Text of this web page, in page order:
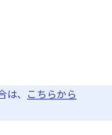
、
こちらから